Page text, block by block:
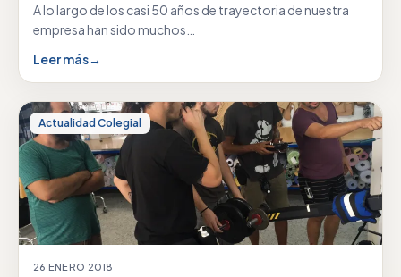
A lo largo de los casi 50 años de trayectoria de nuestra
empresa han sido muchos…
Leer más→
Actualidad Colegial
26 ENERO 2018